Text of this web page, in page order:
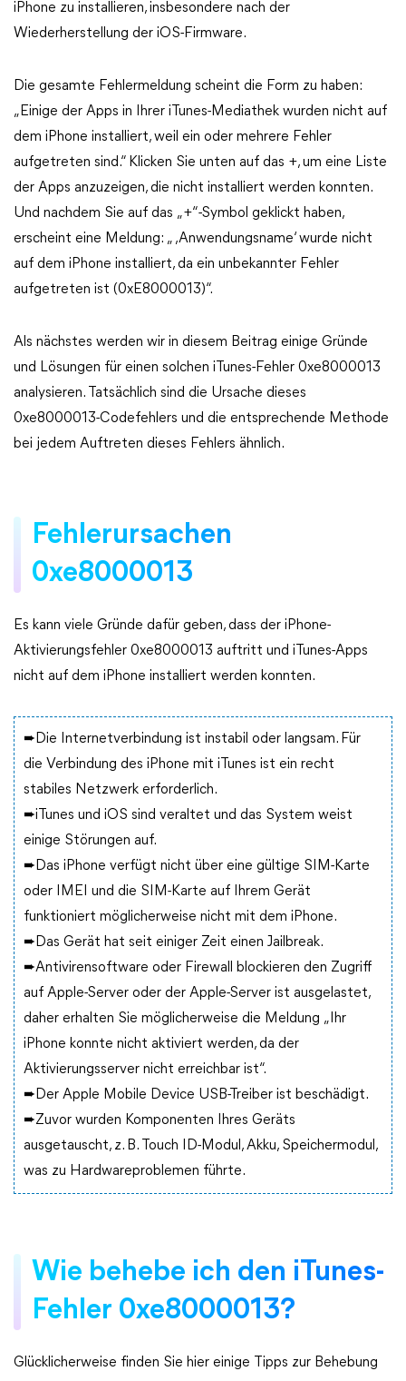
iPhone zu installieren, insbesondere nach der
Wiederherstellung der iOS-Firmware.
Die gesamte Fehlermeldung scheint die Form zu haben:
„Einige der Apps in Ihrer iTunes-Mediathek wurden nicht auf
dem iPhone installiert, weil ein oder mehrere Fehler
aufgetreten sind.“ Klicken Sie unten auf das +, um eine Liste
der Apps anzuzeigen, die nicht installiert werden konnten.
Und nachdem Sie auf das „+“-Symbol geklickt haben,
erscheint eine Meldung: „ ‚Anwendungsname‘ wurde nicht
auf dem iPhone installiert, da ein unbekannter Fehler
aufgetreten ist (0xE8000013)“.
Als nächstes werden wir in diesem Beitrag einige Gründe
und Lösungen für einen solchen iTunes-Fehler 0xe8000013
analysieren. Tatsächlich sind die Ursache dieses
0xe8000013-Codefehlers und die entsprechende Methode
bei jedem Auftreten dieses Fehlers ähnlich.
Fehlerursachen
0xe8000013
Es kann viele Gründe dafür geben, dass der iPhone-
Aktivierungsfehler 0xe8000013 auftritt und iTunes-Apps
nicht auf dem iPhone installiert werden konnten.
➨Die Internetverbindung ist instabil oder langsam. Für
die Verbindung des iPhone mit iTunes ist ein recht
stabiles Netzwerk erforderlich.
➨iTunes und iOS sind veraltet und das System weist
einige Störungen auf.
➨Das iPhone verfügt nicht über eine gültige SIM-Karte
oder IMEI und die SIM-Karte auf Ihrem Gerät
funktioniert möglicherweise nicht mit dem iPhone.
➨Das Gerät hat seit einiger Zeit einen Jailbreak.
➨Antivirensoftware oder Firewall blockieren den Zugriff
auf Apple-Server oder der Apple-Server ist ausgelastet,
daher erhalten Sie möglicherweise die Meldung „Ihr
iPhone konnte nicht aktiviert werden, da der
Aktivierungsserver nicht erreichbar ist“.
➨Der Apple Mobile Device USB-Treiber ist beschädigt.
➨Zuvor wurden Komponenten Ihres Geräts
ausgetauscht, z. B. Touch ID-Modul, Akku, Speichermodul,
was zu Hardwareproblemen führte.
Wie behebe ich den iTunes-
Fehler 0xe8000013?
Glücklicherweise finden Sie hier einige Tipps zur Behebung